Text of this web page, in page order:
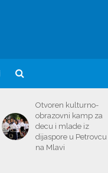
Otvoren kulturno-
obrazovni kamp za
decu i mlade iz
dijaspore u Petrovcu
na Mlavi